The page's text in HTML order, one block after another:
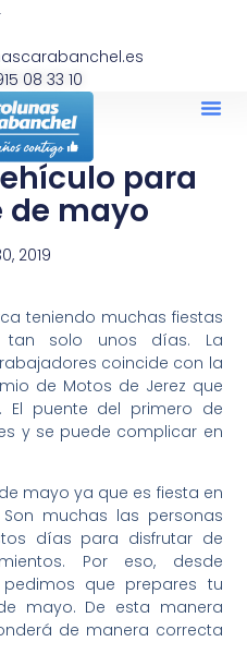
08 33 10
para
de mayo
2019
teniendo muchas fiestas
tan solo unos días. La
coincide con la
de Motos de Jerez que
El puente del primero de
y se puede complicar en
mayo ya que es fiesta en
muchas las personas
días para disfrutar de
Por eso, desde
que prepares tu
mayo. De esta manera
de manera correcta